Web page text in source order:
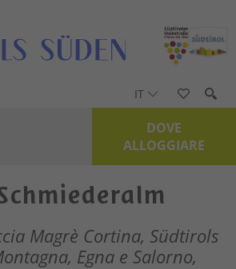
IT
DOVE
ALLOGGIARE
Magrè Cortina, Südtirols
Egna e Salorno,